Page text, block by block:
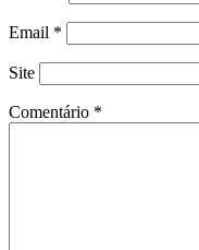
Email *
Site
Comentário *